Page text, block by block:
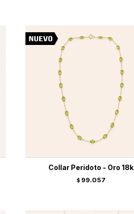
Collar Peridoto - Oro 18k
$ 99.057